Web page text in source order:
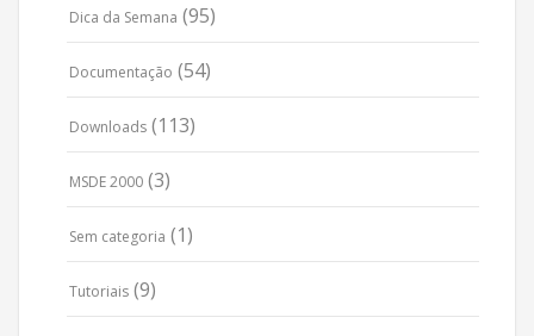
Dica da Semana (95)
Documentação (54)
Downloads (113)
MSDE 2000 (3)
Sem categoria (1)
Tutoriais (9)